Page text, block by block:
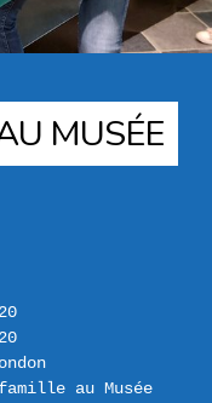
MUSÉE
au Musée